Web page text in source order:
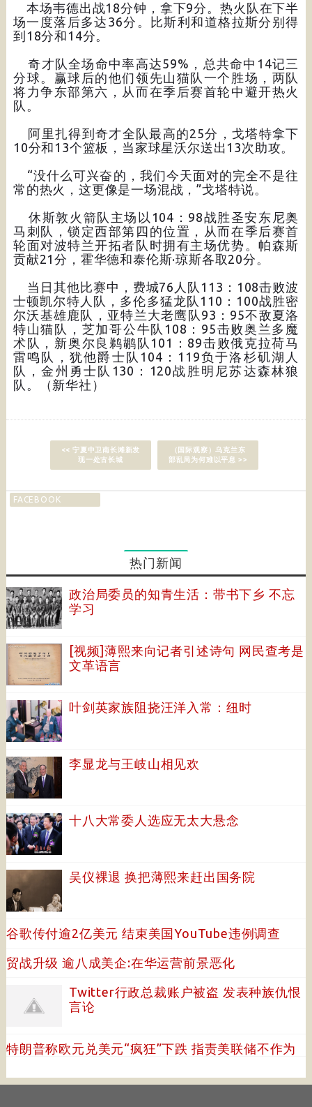
本场韦德出战18分钟，拿下9分。热火队在下半
场一度落后多达36分。比斯利和道格拉斯分别得
到18分和14分。
奇才队全场命中率高达59%，总共命中14记三
分球。赢球后的他们领先山猫队一个胜场，两队
将力争东部第六，从而在季后赛首轮中避开热火
队。
阿里扎得到奇才全队最高的25分，戈塔特拿下
10分和13个篮板，当家球星沃尔送出13次助攻。
“没什么可兴奋的，我们今天面对的完全不是往
常的热火，这更像是一场混战，”戈塔特说。
休斯敦火箭队主场以104：98战胜圣安东尼奥
马刺队，锁定西部第四的位置，从而在季后赛首
轮面对波特兰开拓者队时拥有主场优势。帕森斯
贡献21分，霍华德和泰伦斯·琼斯各取20分。
当日其他比赛中，费城76人队113：108击败波
士顿凯尔特人队，多伦多猛龙队110：100战胜密
尔沃基雄鹿队，亚特兰大老鹰队93：95不敌夏洛
特山猫队，芝加哥公牛队108：95击败奥兰多魔
术队，新奥尔良鹈鹕队101：89击败俄克拉荷马
雷鸣队，犹他爵士队104：119负于洛杉矶湖人
队，金州勇士队130：120战胜明尼苏达森林狼
队。（新华社）
<< 宁夏中卫南长滩新发
现一处古长城
（国际观察）乌克兰东
部乱局为何难以平息 >>
FACEBOOK
热门新闻
政治局委员的知青生活：带书下乡 不忘
学习
[视频]薄熙来向记者引述诗句 网民查考是
文革语言
叶剑英家族阻挠汪洋入常：纽时
李显龙与王岐山相见欢
十八大常委人选应无太大悬念
吴仪裸退 换把薄熙来赶出国务院
谷歌传付逾2亿美元 结束美国YouTube违例调查
贸战升级 逾八成美企:在华运营前景恶化
Twitter行政总裁账户被盗 发表种族仇恨
言论
特朗普称欧元兑美元“疯狂”下跌 指责美联储不作为